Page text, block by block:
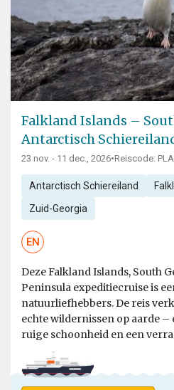
Falkland Islands –
Antarctisch
23 nov. - 11 dec., 2026•Reiscode:
Antarctisch Schiereiland
Zuid-Georgia
EN
Deze Falkland Islands, South
Peninsula expeditiecruise is
natuurliefhebbers. De reis
echte wildernissen op aarde
ruige schoonheid en een